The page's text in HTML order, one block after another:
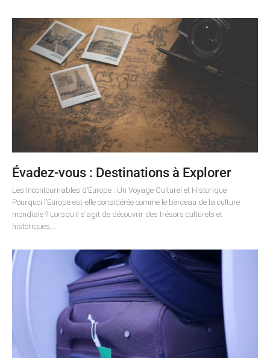
Évadez-vous : Destinations à Explorer
Les Incontournables d’Europe : Un Voyage Culturel et Historique
Pourquoi l’Europe est-elle considérée comme le berceau de la culture
mondiale ? Lorsqu’il s’agit de découvrir des trésors culturels et
historiques,…